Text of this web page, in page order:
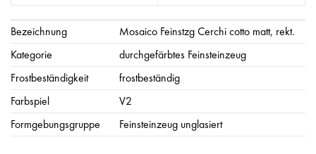
Bezeichnung
Mosaico Feinstzg Cerchi cotto matt, rekt.
Kategorie
durchgefärbtes Feinsteinzeug
Frostbeständigkeit
frostbeständig
Farbspiel
V2
Formgebungsgruppe
Feinsteinzeug unglasiert